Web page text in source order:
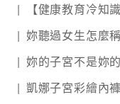
【健康教育冷知
妳聽過女生怎麼
妳的子宮不是妳
凱娜子宮彩繪內